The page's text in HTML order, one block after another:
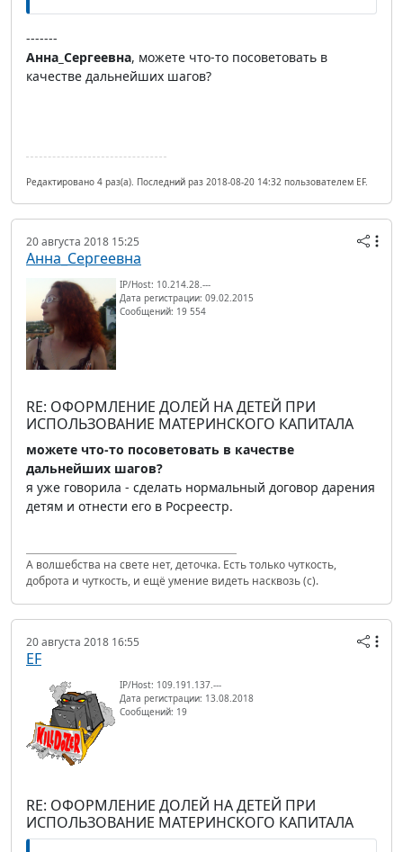
-------
Анна_Сергеевна, можете что-то посоветовать в
качестве дальнейших шагов?
Редактировано 4 раз(а). Последний раз 2018-08-20 14:32 пользователем EF.
20 августа 2018 15:25
Анна_Сергеевна
IP/Host: 10.214.28.---
Дата регистрации: 09.02.2015
Сообщений: 19 554
RE: ОФОРМЛЕНИЕ ДОЛЕЙ НА ДЕТЕЙ ПРИ
ИСПОЛЬЗОВАНИЕ МАТЕРИНСКОГО КАПИТАЛА
можете что-то посоветовать в качестве
дальнейших шагов?
я уже говорила - сделать нормальный договор дарения
детям и отнести его в Росреестр.
А волшебства на свете нет, деточка. Есть только чуткость,
доброта и чуткость, и ещё умение видеть насквозь (с).
20 августа 2018 16:55
EF
IP/Host: 109.191.137.---
Дата регистрации: 13.08.2018
Сообщений: 19
RE: ОФОРМЛЕНИЕ ДОЛЕЙ НА ДЕТЕЙ ПРИ
ИСПОЛЬЗОВАНИЕ МАТЕРИНСКОГО КАПИТАЛА